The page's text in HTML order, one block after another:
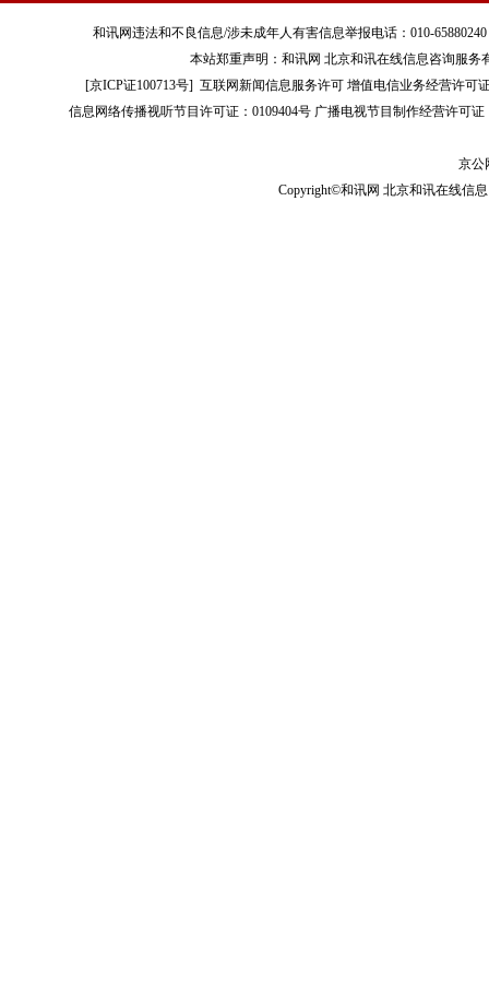
和讯网违法和不良信息/涉未成年人有害信息举报电话：010-
本站郑重声明：和讯网 北京和讯在线信息咨询服
[京ICP证100713号]互联网新闻信息服务许可 增值电信业务经营许可
信息网络传播视听节目许可证：0109404号 广播电视节目制作经营许可证
京公
Copyright©和讯网 北京和讯在线信